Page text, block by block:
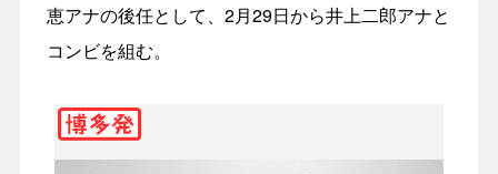
恵アナの後任として、2月29日から井上二郎アナと
コンビを組む。